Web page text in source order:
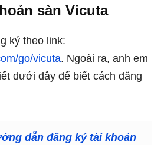
sàn Vicuta
ký theo link:
go/vicuta. Ngoài ra, anh em
dưới đây để biết cách đăng
dẫn đăng ký tài khoản